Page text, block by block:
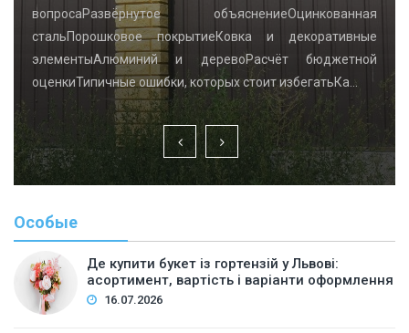
вопросаРазвёрнутое объяснениеОцинкованная
стальПорошковое покрытиеКовка и декоративные
элементыАлюминий и деревоРасчёт бюджетной
оценкиТипичные ошибки, которых стоит избегатьКа…
Особые
Де купити букет із гортензій у Львові:
асортимент, вартість і варіанти оформлення
16.07.2026